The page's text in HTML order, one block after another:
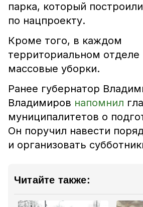
парка, который
по нацпроекту.
Кроме того, в каждом
территориальном отделе
массовые уборки.
Ранее губернатор
Владимиров напомнил
муниципалитетов о
Он поручил навести
и организовать
Читайте также: